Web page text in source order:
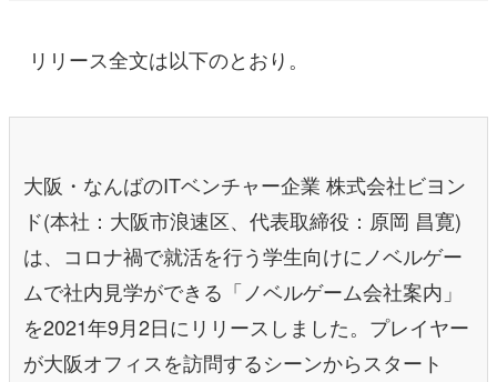
リリース全文は以下のとおり。
大阪・なんばのITベンチャー企業 株式会社ビヨン
ド(本社：大阪市浪速区、代表取締役：原岡 昌寛)
は、コロナ禍で就活を行う学生向けにノベルゲー
ムで社内見学ができる「ノベルゲーム会社案内」
を2021年9月2日にリリースしました。プレイヤー
が大阪オフィスを訪問するシーンからスタート